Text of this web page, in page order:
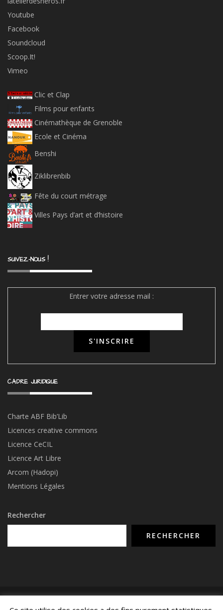
Youtube
Facebook
Soundcloud
Scoop.It!
Vimeo
Clic et Clap
Films pour enfants
Cinémathèque de Grenoble
Ecole et Cinéma
Benshi
Ziklibrenbib
Fête du court métrage
Villes Pays d’art et d’histoire
SUIVEZ-NOUS !
Entrer votre adresse mail :
CADRE JURIDIQUE
Charte ABF Bib’Lib
Licences creative commons
Licence CeCIL
Licence Art Libre
Arcom (Hadopi)
Mentions Légales
Rechercher
RECHERCHER
© COPYRIGHT 2015 - 2026 - NUMERIMIX.FR - TOUS DROITS RÉSERVÉS -